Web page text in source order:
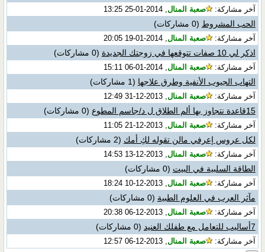
آخر مشاركة: صعبة المنال, 2014-01-25 13:25
الحب المشروط (0 مشاركات)
آخر مشاركة: صعبة المنال, 2014-01-19 20:05
اذكر لي 10 صفات تتوقعها في زوجتك الجديدة (0 مشاركات)
آخر مشاركة: صعبة المنال, 2014-01-06 15:11
التهاب الجيوب الأنفية وطرق علاجها (1 مشاركات)
آخر مشاركة: صعبة المنال, 2013-12-31 12:49
15قاعدة نتجاوز بها ألم الطلاق ل د/جاسم المطوع (0 مشاركات)
آخر مشاركة: صعبة المنال, 2013-12-21 11:05
لكل عروس إعرفي مالن تقوله لكِ أمك (2 مشاركات)
آخر مشاركة: صعبة المنال, 2013-12-13 14:53
الطاقة السلبية في البيت (0 مشاركات)
آخر مشاركة: صعبة المنال, 2013-12-10 18:24
مآثر العرب في العلوم الطبية (0 مشاركات)
آخر مشاركة: صعبة المنال, 2013-12-06 20:38
7أساليب للتعامل مع طفلك العنيد (0 مشاركات)
آخر مشاركة: صعبة المنال, 2013-12-06 12:57